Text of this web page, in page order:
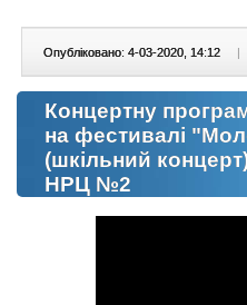
Опубліковано: 4-03-2020, 14:12 |
Концертну
на фестивалі
(шкільний
НРЦ №2